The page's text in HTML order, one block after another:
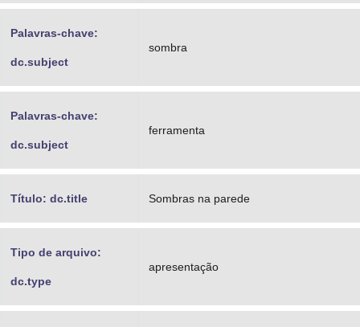
Palavras-chave:
dc.subject
sombra
Palavras-chave:
dc.subject
ferramenta
Título: dc.title Sombras na parede
Tipo de arquivo:
dc.type
apresentação